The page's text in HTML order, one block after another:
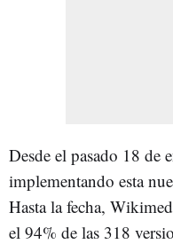
Desde el pasado 18 de
implementando esta
Hasta la fecha,
el 94% de las 318